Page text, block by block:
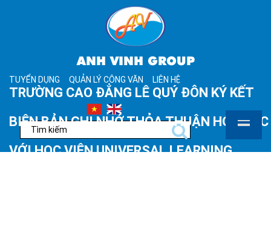
ANH VINH GROUP
TUYỂN DỤNG QUẢN LÝ CÔNG VĂN LIÊN HỆ
TRƯỜNG CAO ĐẲNG LÊ QUÝ ĐÔN KÝ KẾT
BIÊN BẢN GHI NHỚ THỎA THUẬN HỢP TÁC
VỚI HỌC VIỆN UNIVERSAL LEARNING